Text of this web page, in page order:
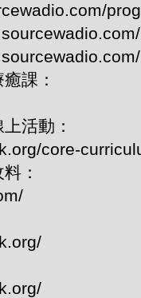
課：
活動：
core-
：